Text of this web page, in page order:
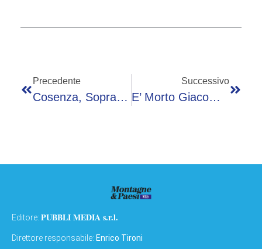
Precedente
Cosenza, Sopravvissuto A Strage Migranti: “Ho Visto L’orrore, Sono Vivo Per Miracolo, È Mafia Del Pakistan”
Successivo
E’ Morto Giacomo Piperno, Attore E Doppiatore Dalla Carriera Eclettica
Editore: PUBBLI MEDIA s.r.l.
Direttore responsabile: Enrico Tironi